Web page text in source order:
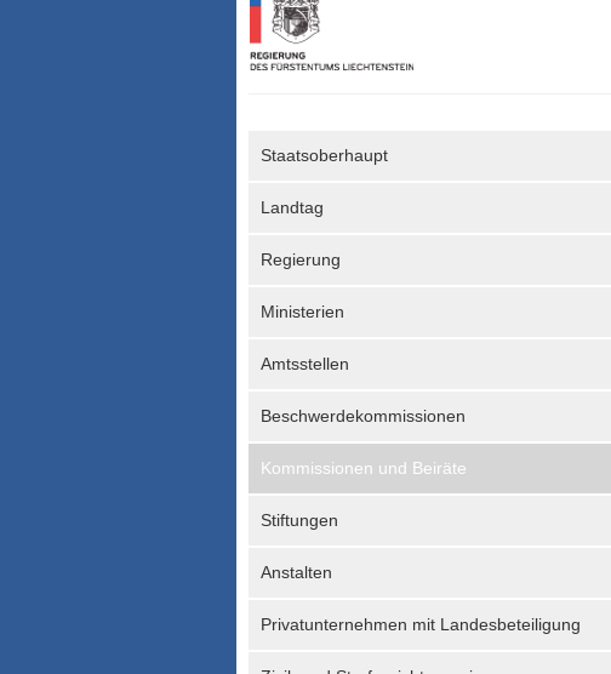
Staatsoberhaupt
Landtag
Regierung
Ministerien
Amtsstellen
Beschwerdekommissionen
Kommissionen und Beiräte
Stiftungen
Anstalten
Privatunternehmen mit Landesbeteiligung